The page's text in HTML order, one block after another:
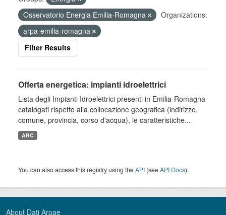
Osservatorio Energia Emilia-Romagna
Organizations:
arpa-emilia-romagna
Filter Results
Offerta energetica: impianti idroelettrici
Lista degli Impianti Idroelettrici presenti in Emilia-Romagna
catalogati rispetto alla collocazione geografica (indirizzo,
comune, provincia, corso d'acqua), le caratteristiche...
ARC
You can also access this registry using theAPI (seeAPI Docs).
About Dati Arpae